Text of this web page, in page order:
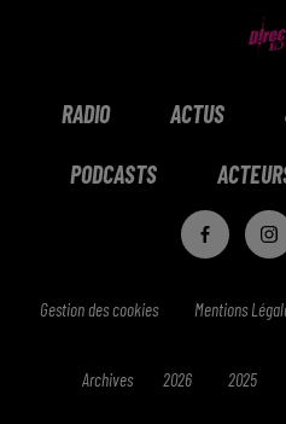
RADIO ACTUS
PODCASTS
Gestion des cookies Mentions
Archives 2026 2025